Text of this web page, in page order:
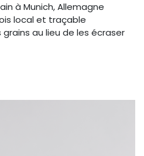
à Munich, Allemagne
local et traçable
au lieu de les écraser